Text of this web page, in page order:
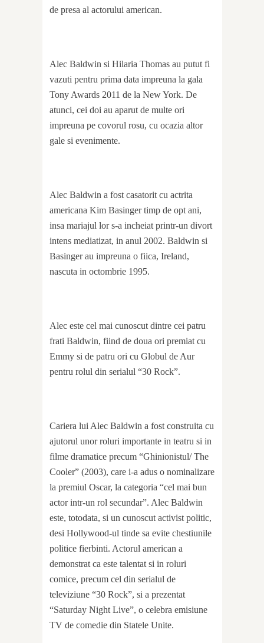
de presa al actorului american.
Alec Baldwin si Hilaria Thomas au putut fi
vazuti pentru prima data impreuna la gala
Tony Awards 2011 de la New York. De
atunci, cei doi au aparut de multe ori
impreuna pe covorul rosu, cu ocazia altor
gale si evenimente.
Alec Baldwin a fost casatorit cu actrita
americana Kim Basinger timp de opt ani,
insa mariajul lor s-a incheiat printr-un divort
intens mediatizat, in anul 2002. Baldwin si
Basinger au impreuna o fiica, Ireland,
nascuta in octombrie 1995.
Alec este cel mai cunoscut dintre cei patru
frati Baldwin, fiind de doua ori premiat cu
Emmy si de patru ori cu Globul de Aur
pentru rolul din serialul “30 Rock”.
Cariera lui Alec Baldwin a fost construita cu
ajutorul unor roluri importante in teatru si in
filme dramatice precum “Ghinionistul/ The
Cooler” (2003), care i-a adus o nominalizare
la premiul Oscar, la categoria “cel mai bun
actor intr-un rol secundar”. Alec Baldwin
este, totodata, si un cunoscut activist politic,
desi Hollywood-ul tinde sa evite chestiunile
politice fierbinti. Actorul american a
demonstrat ca este talentat si in roluri
comice, precum cel din serialul de
televiziune “30 Rock”, si a prezentat
“Saturday Night Live”, o celebra emisiune
TV de comedie din Statele Unite.